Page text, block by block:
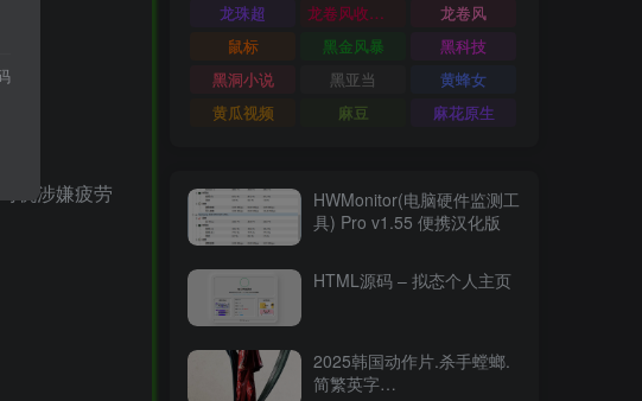
机涉嫌疲劳
龙珠超
龙卷风收音机
龙卷风
鼠标
黑金风暴
黑科技
黑洞小说
黑亚当
黄蜂女
黄瓜视频
麻豆 麻花原生
HWMonitor(电脑硬件监测工
具) Pro v1.55 便携汉化版
HTML源码 – 拟态个人主页
2025韩国动作片.杀手螳螂.
简繁英字